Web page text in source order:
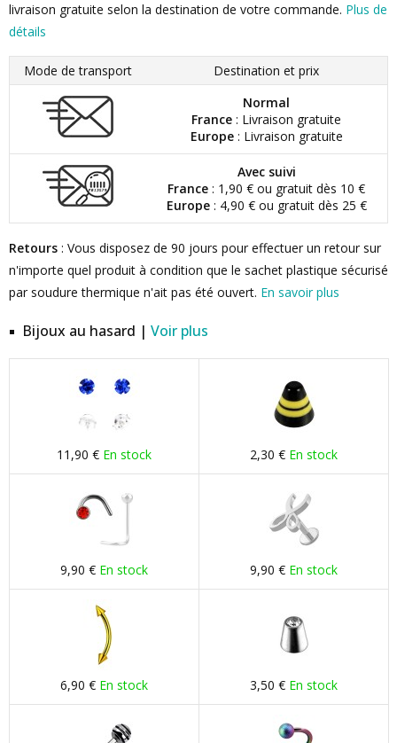
livraison gratuite selon la destination de votre commande. Plus de
détails
Mode de transport
Destination et prix
Normal
France : Livraison gratuite
Europe: Livraison gratuite
Avec suivi
France : 1,90 € ou gratuit dès 10 €
Europe: 4,90 € ou gratuit dès 25 €
Retours : Vous disposez de 90 jours pour effectuer un retour sur
n'importe quel produit à condition que le sachet plastique sécurisé
par soudure thermique n'ait pas été ouvert. En savoir plus
Bijoux au hasard | Voir plus
11,90 € En stock 2,30 € En stock
9,90 € En stock 9,90 € En stock
6,90 € En stock 3,50 € En stock